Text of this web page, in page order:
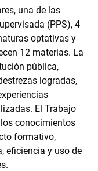
una de las
(PPS), 4
optativas y
12 materias. La
pública,
logradas,
El Trabajo
conocimientos
formativo,
eficiencia y uso de